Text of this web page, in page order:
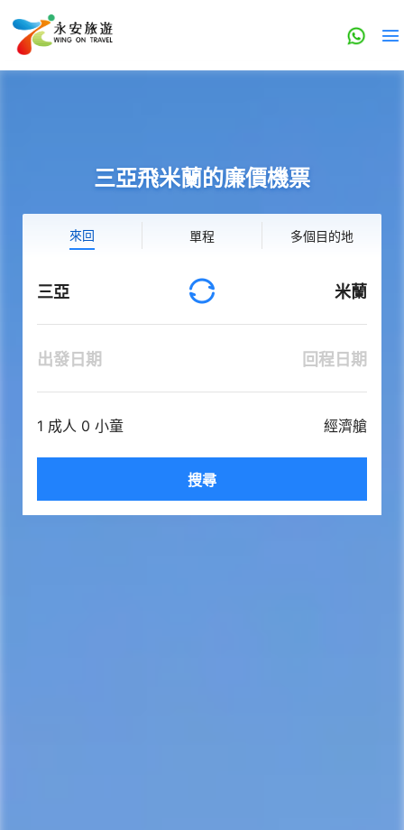
三亞飛米蘭的廉價機票
來回 單程 多個目的地
三亞 米蘭
出發日期 回程日期
1 成人 0 小童 經濟艙
搜尋